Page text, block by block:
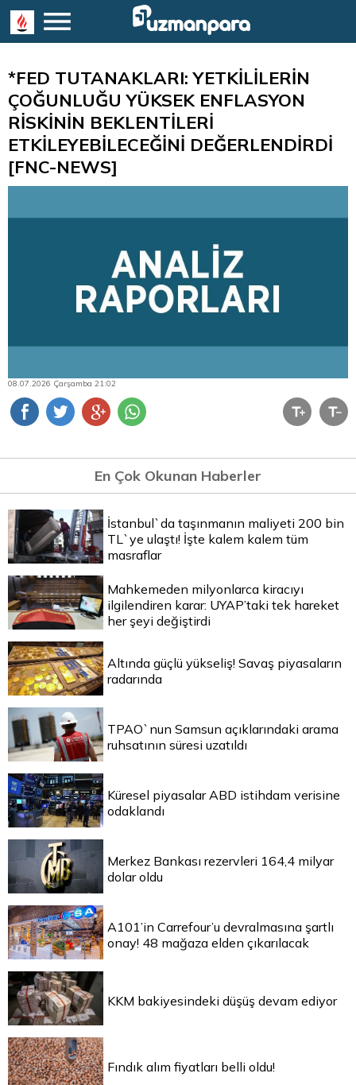
*FED TUTANAKLARI: YETKİLİLERİN
ÇOĞUNLUĞU YÜKSEK ENFLASYON
RİSKİNİN BEKLENTİLERİ
ETKİLEYEBİLECEĞİNİ DEĞERLENDİRDİ
[FNC-NEWS]
08.07.2026 Çarşamba 21:02
En Çok Okunan Haberler
İstanbul`da taşınmanın maliyeti 200 bin
TL`ye ulaştı! İşte kalem kalem tüm
masraflar
Mahkemeden milyonlarca kiracıyı
ilgilendiren karar: UYAP’taki tek hareket
her şeyi değiştirdi
Altında güçlü yükseliş! Savaş piyasaların
radarında
TPAO`nun Samsun açıklarındaki arama
ruhsatının süresi uzatıldı
Küresel piyasalar ABD istihdam verisine
odaklandı
Merkez Bankası rezervleri 164,4 milyar
dolar oldu
A101’in Carrefour’u devralmasına şartlı
onay! 48 mağaza elden çıkarılacak
KKM bakiyesindeki düşüş devam ediyor
Fındık alım fiyatları belli oldu!